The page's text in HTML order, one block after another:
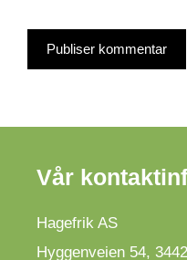
Vår
Hagefrik AS
Hyggenveien 54, 3442